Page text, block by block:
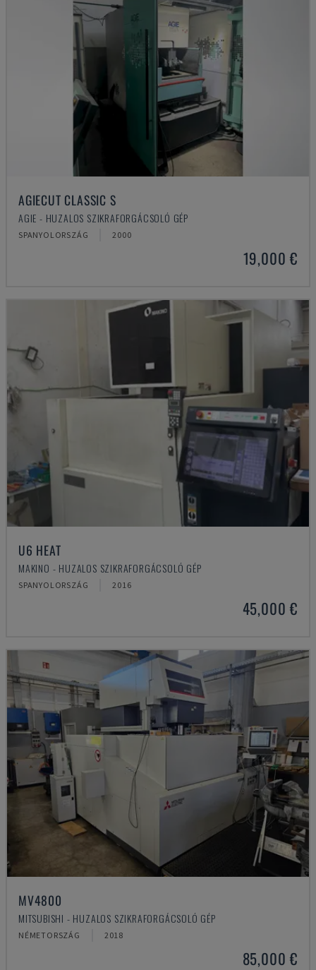
AGIECUT CLASSIC S
AGIE - HUZALOS SZIKRAFORGÁCSOLÓ GÉP
SPANYOLORSZÁG 2000
19,000 €
U6 HEAT
MAKINO - HUZALOS SZIKRAFORGÁCSOLÓ GÉP
SPANYOLORSZÁG 2016
45,000 €
MV4800
MITSUBISHI - HUZALOS SZIKRAFORGÁCSOLÓ GÉP
NÉMETORSZÁG 2018
85,000 €